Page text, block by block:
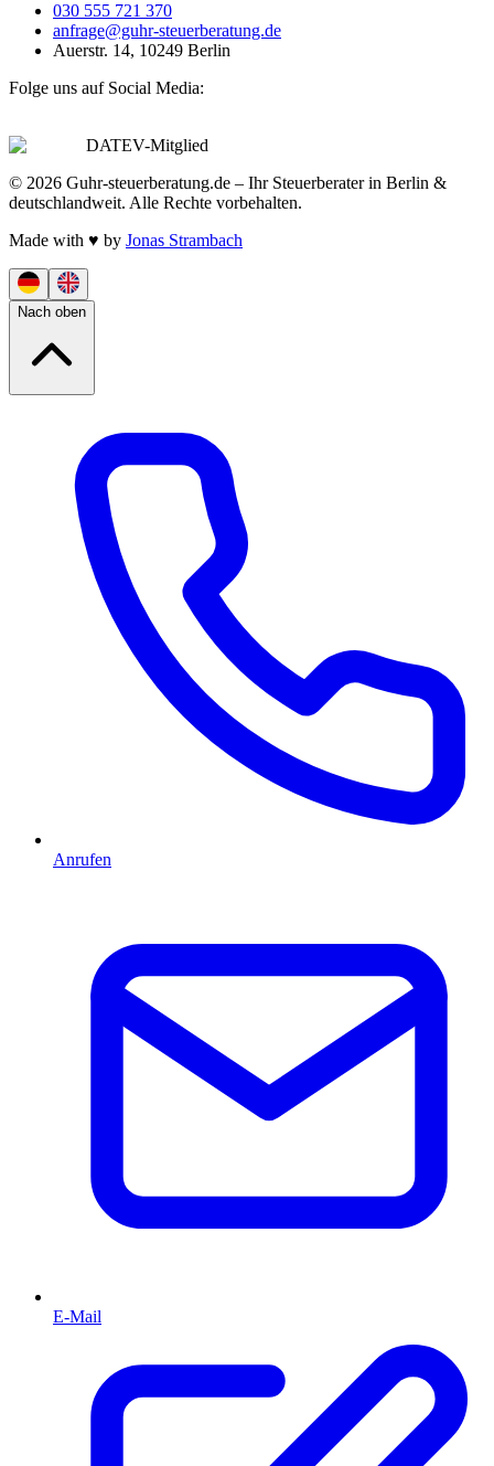
030 555 721 370
anfrage@guhr-steuerberatung.de
Auerstr. 14, 10249 Berlin
Folge uns auf Social Media:
DATEV-Mitglied
© 2026 Guhr-steuerberatung.de – Ihr Steuerberater in Berlin &
deutschlandweit. Alle Rechte vorbehalten.
Made with ♥ by Jonas Strambach
Nach oben
Anrufen
E-Mail